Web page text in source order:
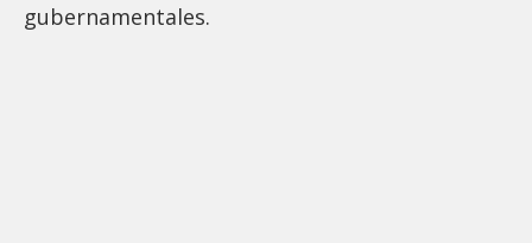
gubernamentales.